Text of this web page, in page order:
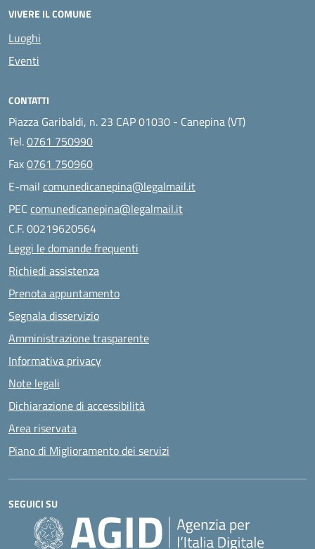
VIVERE IL COMUNE
Luoghi
Eventi
CONTATTI
Piazza Garibaldi, n. 23 CAP 01030 - Canepina (VT)
Tel.0761 750990
Fax0761 750960
E-mail comunedicanepina@legalmail.it
PEC comunedicanepina@legalmail.it
C.F. 00219620564
Leggi le domande frequenti
Richiedi assistenza
Prenota appuntamento
Segnala disservizio
Amministrazione trasparente
Informativa privacy
Note legali
Dichiarazione di accessibilità
Area riservata
Piano di Miglioramento dei servizi
SEGUICI SU